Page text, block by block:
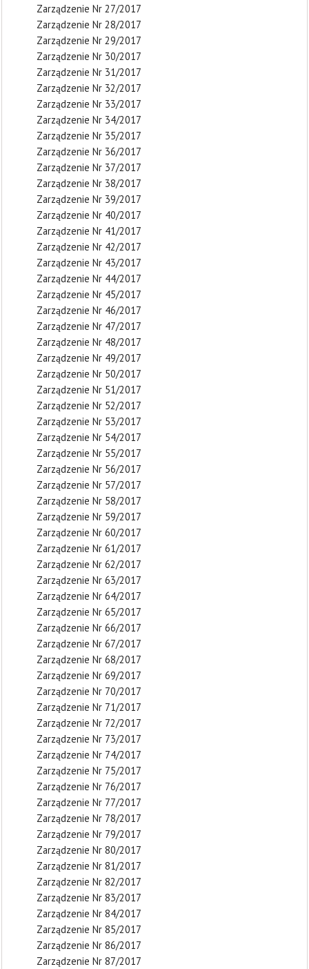
Zarządzenie Nr 27/2017
Zarządzenie Nr 28/2017
Zarządzenie Nr 29/2017
Zarządzenie Nr 30/2017
Zarządzenie Nr 31/2017
Zarządzenie Nr 32/2017
Zarządzenie Nr 33/2017
Zarządzenie Nr 34/2017
Zarządzenie Nr 35/2017
Zarządzenie Nr 36/2017
Zarządzenie Nr 37/2017
Zarządzenie Nr 38/2017
Zarządzenie Nr 39/2017
Zarządzenie Nr 40/2017
Zarządzenie Nr 41/2017
Zarządzenie Nr 42/2017
Zarządzenie Nr 43/2017
Zarządzenie Nr 44/2017
Zarządzenie Nr 45/2017
Zarządzenie Nr 46/2017
Zarządzenie Nr 47/2017
Zarządzenie Nr 48/2017
Zarządzenie Nr 49/2017
Zarządzenie Nr 50/2017
Zarządzenie Nr 51/2017
Zarządzenie Nr 52/2017
Zarządzenie Nr 53/2017
Zarządzenie Nr 54/2017
Zarządzenie Nr 55/2017
Zarządzenie Nr 56/2017
Zarządzenie Nr 57/2017
Zarządzenie Nr 58/2017
Zarządzenie Nr 59/2017
Zarządzenie Nr 60/2017
Zarządzenie Nr 61/2017
Zarządzenie Nr 62/2017
Zarządzenie Nr 63/2017
Zarządzenie Nr 64/2017
Zarządzenie Nr 65/2017
Zarządzenie Nr 66/2017
Zarządzenie Nr 67/2017
Zarządzenie Nr 68/2017
Zarządzenie Nr 69/2017
Zarządzenie Nr 70/2017
Zarządzenie Nr 71/2017
Zarządzenie Nr 72/2017
Zarządzenie Nr 73/2017
Zarządzenie Nr 74/2017
Zarządzenie Nr 75/2017
Zarządzenie Nr 76/2017
Zarządzenie Nr 77/2017
Zarządzenie Nr 78/2017
Zarządzenie Nr 79/2017
Zarządzenie Nr 80/2017
Zarządzenie Nr 81/2017
Zarządzenie Nr 82/2017
Zarządzenie Nr 83/2017
Zarządzenie Nr 84/2017
Zarządzenie Nr 85/2017
Zarządzenie Nr 86/2017
Zarządzenie Nr 87/2017